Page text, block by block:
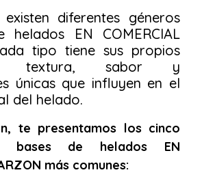
existen diferentes géneros
helados EN COMERCIAL
tipo tiene sus propios
textura, sabor y
únicas que influyen en el
del helado.
te presentamos los cinco
bases de helados EN
más comunes: